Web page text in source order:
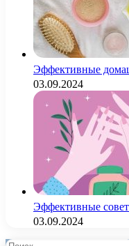
Эффективные
03.09.2024
Эффективные
03.09.2024